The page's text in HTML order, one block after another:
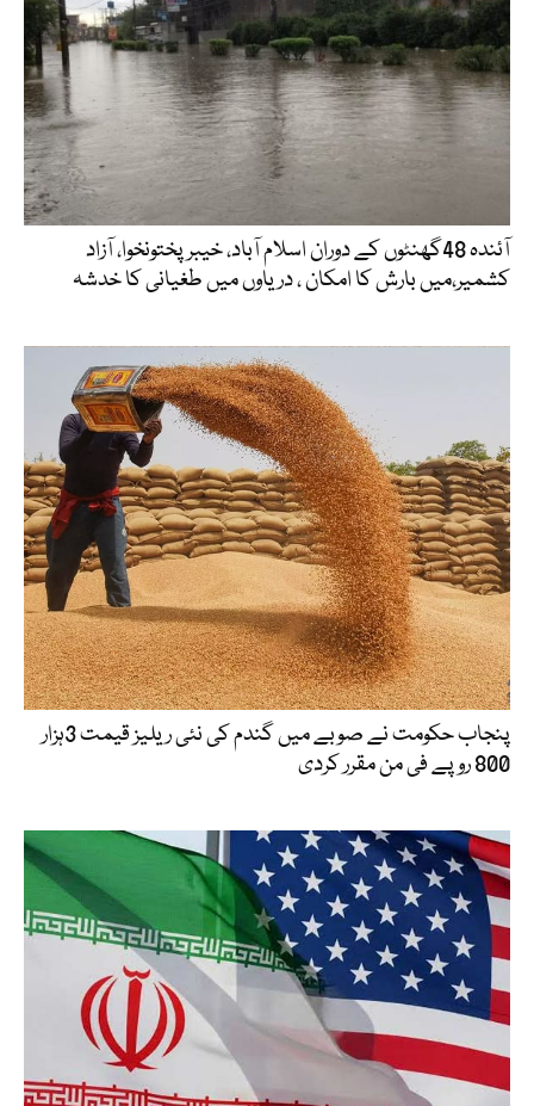
آئندہ 48گھنٹوں کے دوران اسلام آباد، خیبرپختونخوا، آزاد
کشمیر،میں بارش کا امکان ، دریاوں میں طغیانی کا خدشہ
پنجاب حکومت نے صوبے میں گندم کی نئی ریلیز قیمت 3ہزار
800 روپے فی من مقرر کردی